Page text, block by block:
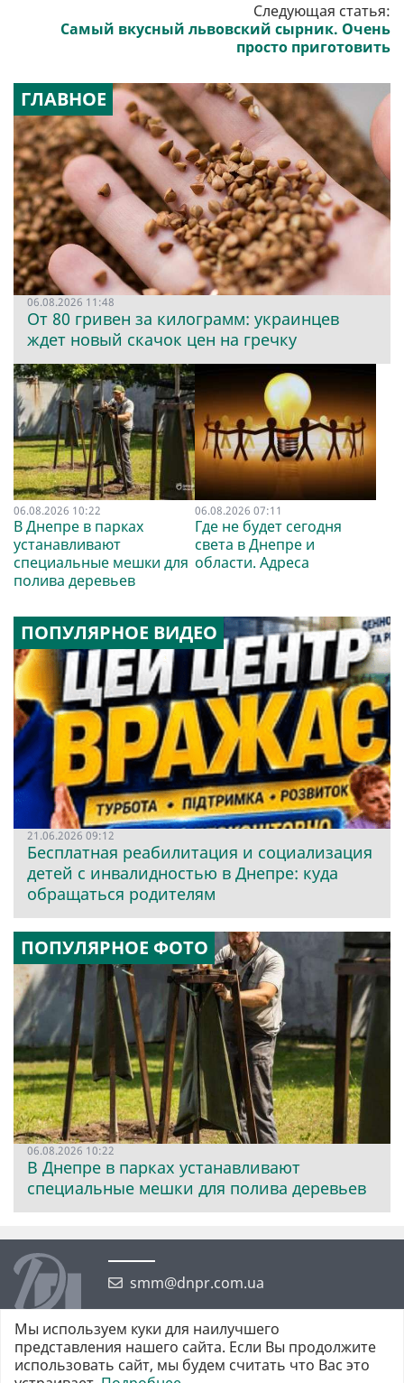
Следующая статья:
Самый вкусный львовский сырник. Очень
просто приготовить
ГЛАВНОЕ
06.08.2026 11:48
От 80 гривен за килограмм: украинцев
ждет новый скачок цен на гречку
06.08.2026 10:22
В Днепре в парках
устанавливают
специальные мешки для
полива деревьев
06.08.2026 07:11
Где не будет сегодня
света в Днепре и
области. Адреса
ПОПУЛЯРНОЕ ВИДЕО
21.06.2026 09:12
Бесплатная реабилитация и социализация
детей с инвалидностью в Днепре: куда
обращаться родителям
ПОПУЛЯРНОЕ ФОТО
06.08.2026 10:22
В Днепре в парках устанавливают
специальные мешки для полива деревьев
smm@dnpr.com.ua
Мы используем куки для наилучшего
представления нашего сайта. Если Вы продолжите
использовать сайт, мы будем считать что Вас это